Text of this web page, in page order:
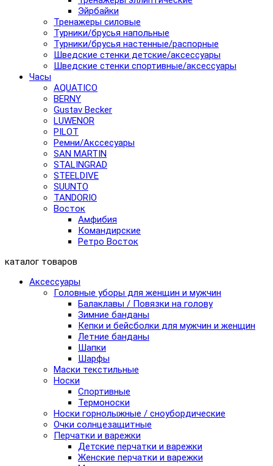
Эйрбайки
Тренажеры силовые
Турники/брусья напольные
Турники/брусья настенные/распорные
Шведские стенки детские/аксессуары
Шведские стенки спортивные/аксессуары
Часы
AQUATICO
BERNY
Gustav Becker
LUWENOR
PILOT
Pемни/Акссесуары
SAN MARTIN
STALINGRAD
STEELDIVE
SUUNTO
TANDORIO
Восток
Амфибия
Командирские
Ретро Восток
каталог товаров
Аксессуары
Головные уборы для женщин и мужчин
Балаклавы / Повязки на голову
Зимние банданы
Кепки и бейсболки для мужчин и женщин
Летние банданы
Шапки
Шарфы
Маски текстильные
Носки
Спортивные
Термоноски
Носки горнолыжные / сноубордические
Очки солнцезащитные
Перчатки и варежки
Детские перчатки и варежки
Женские перчатки и варежки